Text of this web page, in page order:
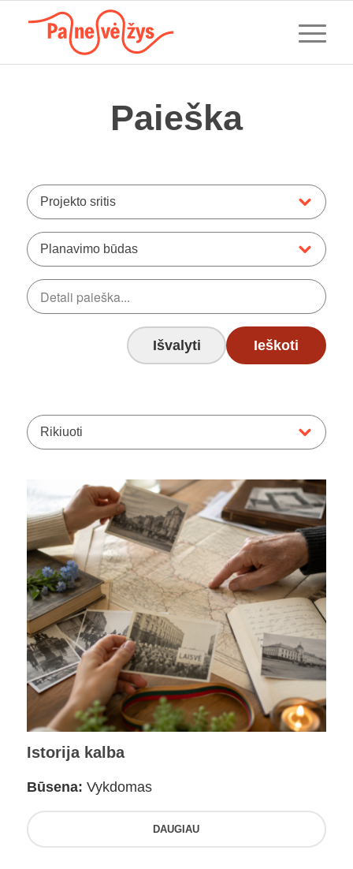
Paieška
Projekto sritis
Planavimo būdas
Išvalyti Ieškoti
Rikiuoti
Istorija kalba
Būsena: Vykdomas
DAUGIAU